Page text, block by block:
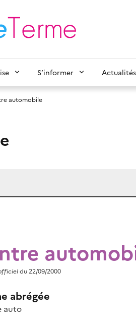
S’informer Actualités
automobile
du 22/09/2000
abrégée
auto